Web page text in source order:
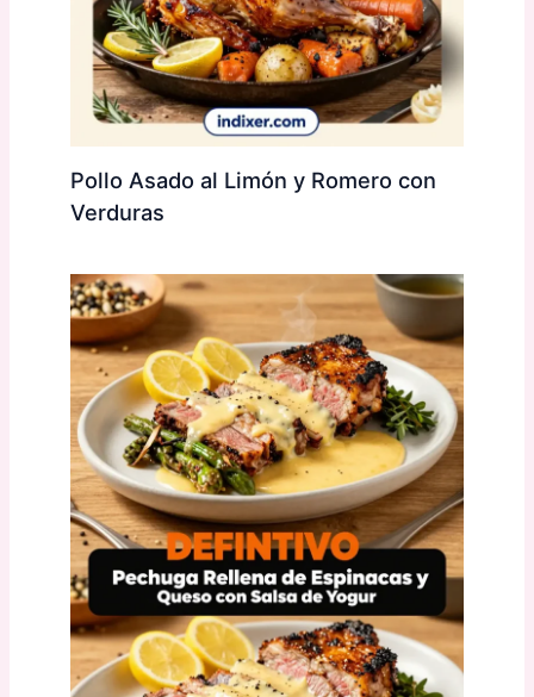
Pollo Asado al Limón y Romero con
Verduras